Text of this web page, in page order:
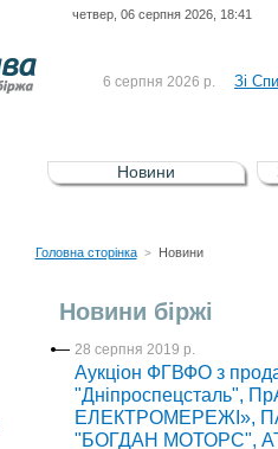
четвер, 06 серпня 2026, 18:41
6 серпня 2026 р. Зі
5 серпня 2026 р.
Зі
UA4000232607)
4 серпня 2026 р.
Новини
Головна сторінка > Новини
Новини біржі
28 серпня 2019 р.
Аукціон ФГВФО з
"Дніпроспецсталь",
ЕЛЕКТРОМЕРЕЖІ»,
"БОГДАН МОТОРС",